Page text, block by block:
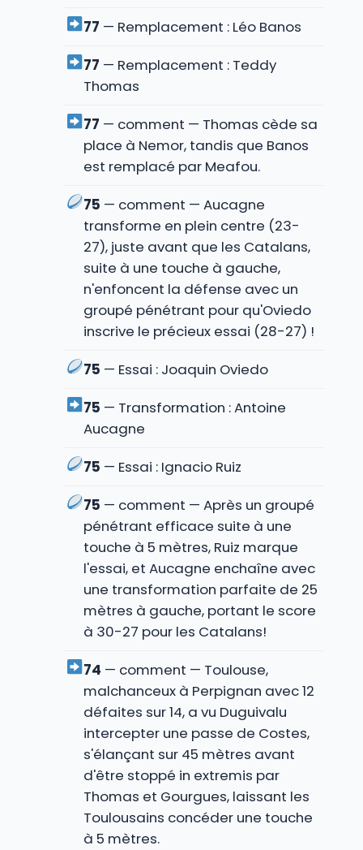
77 — Remplacement : Léo Banos
77 — Remplacement : Teddy
Thomas
77 — comment — Thomas cède sa
place à Nemor, tandis que Banos
est remplacé par Meafou.
75 — comment — Aucagne
transforme en plein centre (23-
27), juste avant que les Catalans,
suite à une touche à gauche,
n'enfoncent la défense avec un
groupé pénétrant pour qu'Oviedo
inscrive le précieux essai (28-27) !
75 — Essai : Joaquin Oviedo
75 — Transformation : Antoine
Aucagne
75 — Essai : Ignacio Ruiz
75 — comment — Après un groupé
pénétrant efficace suite à une
touche à 5 mètres, Ruiz marque
l'essai, et Aucagne enchaîne avec
une transformation parfaite de 25
mètres à gauche, portant le score
à 30-27 pour les Catalans!
74 — comment — Toulouse,
malchanceux à Perpignan avec 12
défaites sur 14, a vu Duguivalu
intercepter une passe de Costes,
s'élançant sur 45 mètres avant
d'être stoppé in extremis par
Thomas et Gourgues, laissant les
Toulousains concéder une touche
à 5 mètres.